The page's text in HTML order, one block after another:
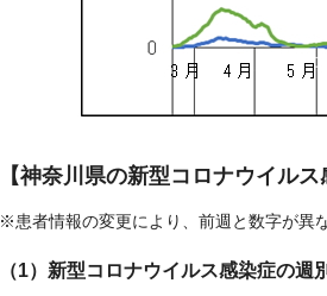
【神奈川県の新型コロナウイル
※患者情報の変更により、前週と数字が異
（1）新型コロナウイルス感染症の週